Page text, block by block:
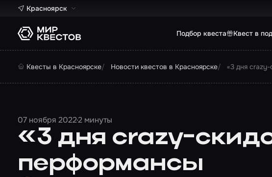
Красноярск
Подбор квеста Квест в
Квесты в Красноярске Новости квестов в Красноярске «3 дня
07 ноября 20222 минуты
«3 дня crazy-
перформансы